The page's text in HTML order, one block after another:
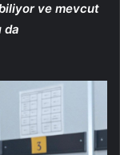
ve mevcut
da